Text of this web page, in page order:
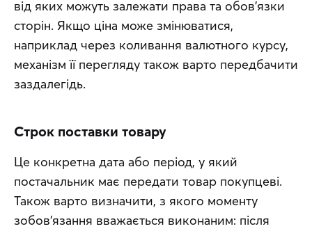
від яких можуть залежати права та обов'язки
сторін. Якщо ціна може змінюватися,
наприклад через коливання валютного курсу,
механізм її перегляду також варто передбачити
заздалегідь.
Строк поставки товару
Це конкретна дата або період, у який
постачальник має передати товар покупцеві.
Також варто визначити, з якого моменту
зобов'язання вважається виконаним: після